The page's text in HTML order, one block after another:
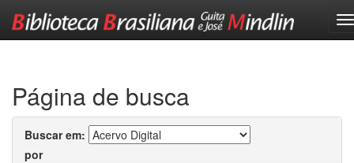
Página de busca
Buscar em:
por